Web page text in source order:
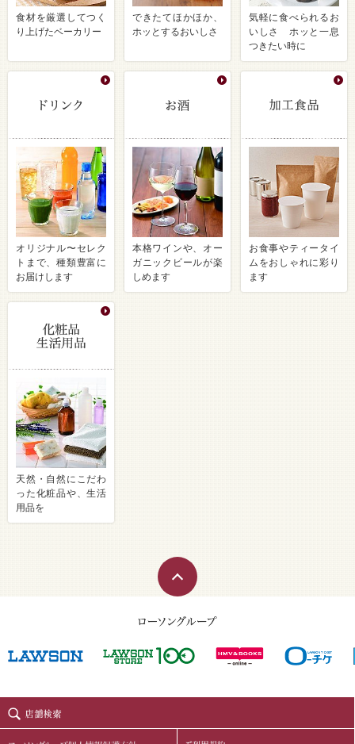
食材を厳選してつく
り上げたベーカリー
できたてほかほか、
ホッとするおいしさ
気軽に食べられるお
いしさ ホッと一息
つきたい時に
オリジナル〜セレク
トまで、種類豊富に
お届けします
本格ワインや、オー
ガニックビールが楽
しめます
お食事やティータイ
ムをおしゃれに彩り
ます
天然・自然にこだわ
った化粧品や、生活
用品を